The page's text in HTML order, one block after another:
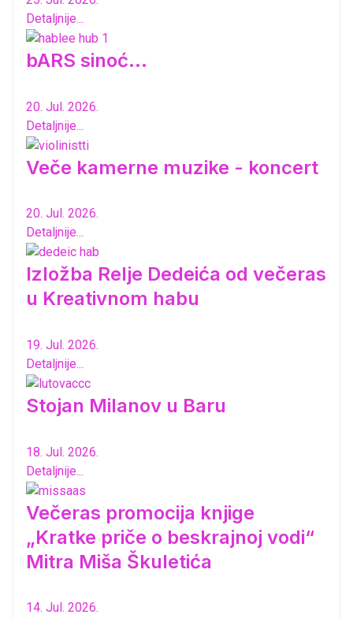
Detaljnije...
bARS sinoć...
20. Jul. 2026.
Detaljnije...
Veče kamerne muzike - koncert
20. Jul. 2026.
Detaljnije...
Izložba Relje Dedeića od večeras
u Kreativnom habu
19. Jul. 2026.
Detaljnije...
Stojan Milanov u Baru
18. Jul. 2026.
Detaljnije...
Večeras promocija knjige
„Kratke priče o beskrajnoj vodi“
Mitra Miša Škuletića
14. Jul. 2026.